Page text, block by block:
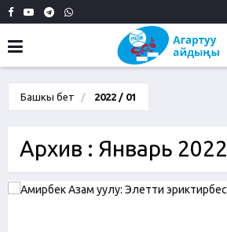
Башкы бет 2022 / 01
Архив : Январь 2022